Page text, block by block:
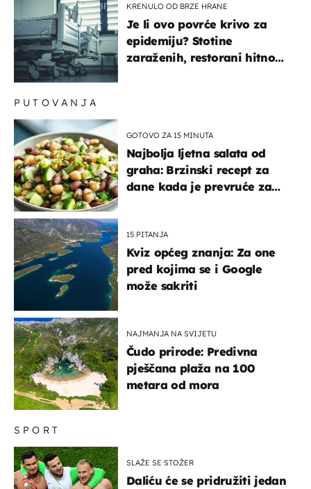
KRENULO OD BRZE HRANE
Je li ovo povrće krivo za
epidemiju? Stotine
zaraženih, restorani hitno
SPORT
SLAŽE SE STOŽER
Daliću će se pridružiti jedan
PUTOVANJA
GOTOVO ZA 15 MINUTA
Najbolja ljetna salata od
graha: Brzinski recept za
dane kada je prevruće za
15 PITANJA
Kviz općeg znanja: Za one
pred kojima se i Google
može sakriti
NAJMANJA NA SVIJETU
Čudo prirode: Predivna
pješčana plaža na 100
metara od mora